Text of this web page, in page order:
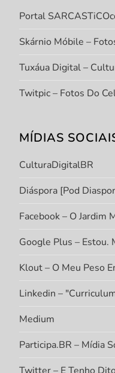
Portal
Skárnio Móbile –
Tuxáua Digital –
Twitpic – Fotos Do
MÍDIAS
CulturaDigitalBR
Diáspora [Pod
Facebook – O Jardim
Google Plus – Estou.
Klout – O Meu Peso
Linkedin –
Medium
Participa.BR – Mídia